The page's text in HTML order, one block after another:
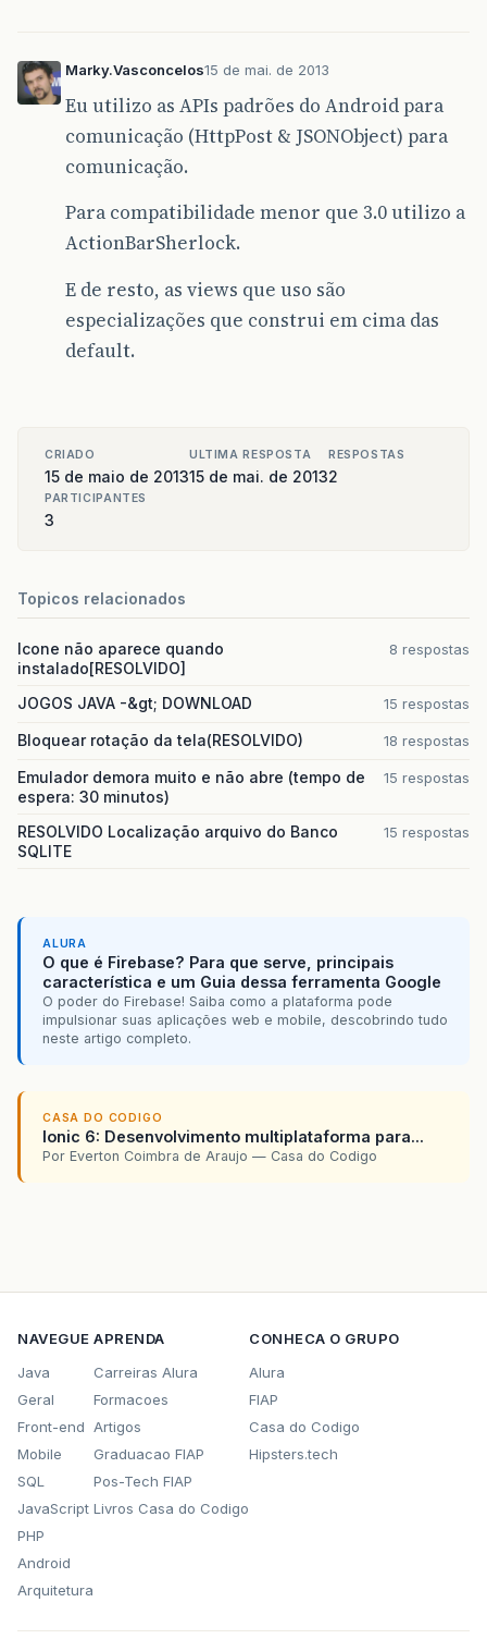
Marky.Vasconcelos15 de mai. de 2013
Eu utilizo as APIs padrões do Android para
comunicação (HttpPost & JSONObject) para
comunicação.
Para compatibilidade menor que 3.0 utilizo a
ActionBarSherlock.
E de resto, as views que uso são
especializações que construi em cima das
default.
CRIADO
15 de maio de 2013
ULTIMA RESPOSTA
15 de mai. de 2013
RESPOSTAS
2
PARTICIPANTES
3
Topicos relacionados
Icone não aparece quando
instalado[RESOLVIDO]
8 respostas
JOGOS JAVA -&gt; DOWNLOAD 15 respostas
Bloquear rotação da tela(RESOLVIDO) 18 respostas
Emulador demora muito e não abre (tempo de
espera: 30 minutos)
15 respostas
RESOLVIDO Localização arquivo do Banco
SQLITE
15 respostas
ALURA
O que é Firebase? Para que serve, principais
característica e um Guia dessa ferramenta Google
O poder do Firebase! Saiba como a plataforma pode
impulsionar suas aplicações web e mobile, descobrindo tudo
neste artigo completo.
CASA DO CODIGO
Ionic 6: Desenvolvimento multiplataforma para...
Por Everton Coimbra de Araujo — Casa do Codigo
NAVEGUE
Java
Geral
Front-end
Mobile
SQL
JavaScript
PHP
Android
Arquitetura
APRENDA
Carreiras Alura
Formacoes
Artigos
Graduacao FIAP
Pos-Tech FIAP
Livros Casa do Codigo
CONHECA O GRUPO
Alura
FIAP
Casa do Codigo
Hipsters.tech